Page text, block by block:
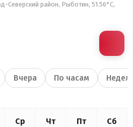
Северский район, Рыботин, 51.56°С,
Вчера По часам
Ср Чт Пт Сб